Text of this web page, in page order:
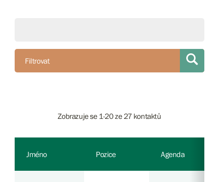
Filtrovat
Zobrazuje se 1-20 ze 27 kontaktů
Jméno Pozice Agenda